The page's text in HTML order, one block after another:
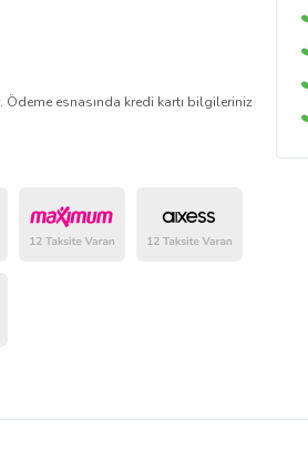
esnasında kredi kartı bilgileriniz